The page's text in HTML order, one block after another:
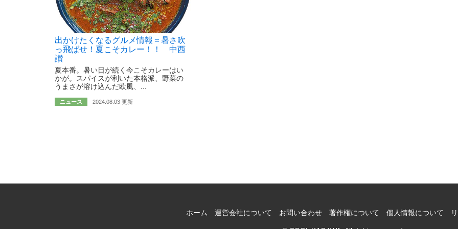
出かけたくなるグルメ情報＝暑さ吹
っ飛ばせ！夏こそカレー！！ 中西
讃
夏本番。暑い日が続く今こそカレーはい
かが。スパイスが利いた本格派、野菜の
うまさが溶け込んだ欧風、...
ニュース 2024.08.03 更新
ホーム 運営会社について お問い合わせ 著作権について 個人情報について